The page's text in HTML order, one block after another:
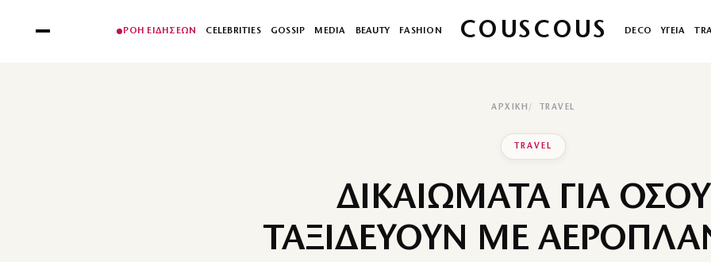
ΡΟΗ ΕΙΔΗΣΕΩΝ CELEBRITIES GOSSIP MEDIA BEAUTY FASHION COUSCOUS DECO ΥΓΕΙΑ
ΑΡΧΙΚΉ TRAVEL
TRAVEL
ΔΙΚΑΙΩΜΑΤΑ ΓΙΑ
ΤΑΞΙΔΕΥΟΥΝ ΜΕ